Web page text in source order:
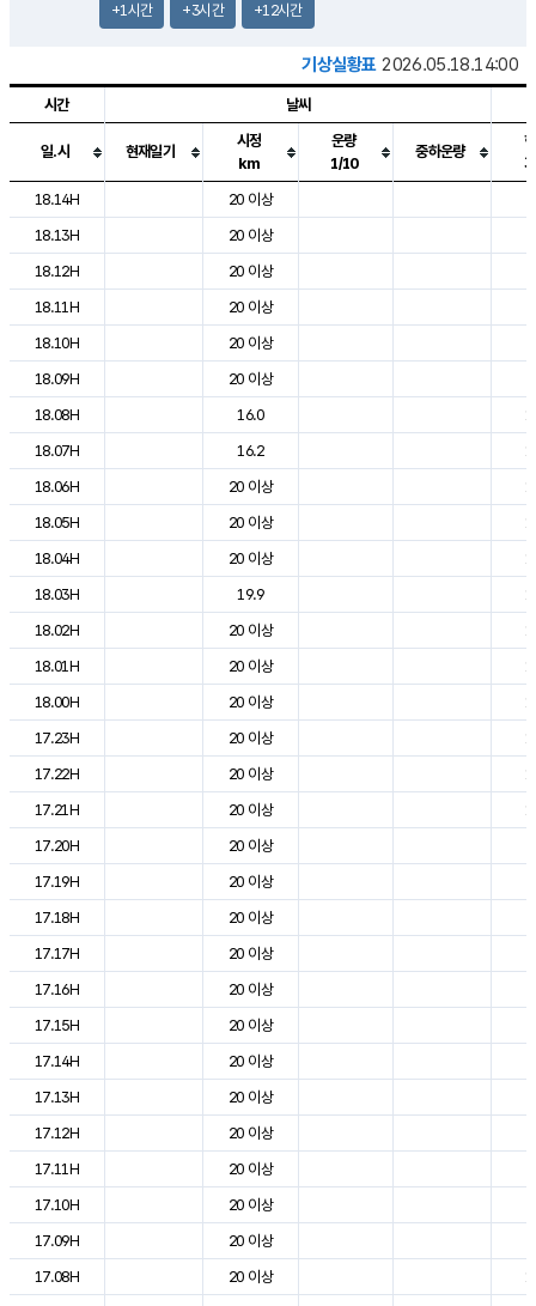
+1시간 +3시간 +12시간
기상실황표 2026.05.18.14:00
도시별 기상실황표로 지점, 날씨, 기온, 강수, 바람, 기압등을 안내한 표입
시간 날씨
일.시 현재일기
시정
km
운량
1/10
중하운량
18.14H
20 이상
18.13H
20 이상
18.12H
20 이상
18.11H
20 이상
18.10H
20 이상
18.09H
20 이상
18.08H
16.0
18.07H
16.2
18.06H
20 이상
18.05H
20 이상
18.04H
20 이상
18.03H
19.9
18.02H
20 이상
18.01H
20 이상
18.00H
20 이상
17.23H
20 이상
17.22H
20 이상
17.21H
20 이상
17.20H
20 이상
17.19H
20 이상
17.18H
20 이상
17.17H
20 이상
17.16H
20 이상
17.15H
20 이상
17.14H
20 이상
17.13H
20 이상
17.12H
20 이상
17.11H
20 이상
17.10H
20 이상
17.09H
20 이상
17.08H
20 이상